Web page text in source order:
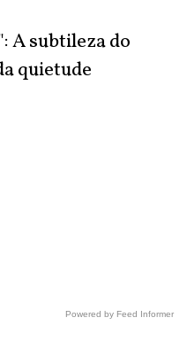
A subtileza do
quietude
Powered by Feed Informer